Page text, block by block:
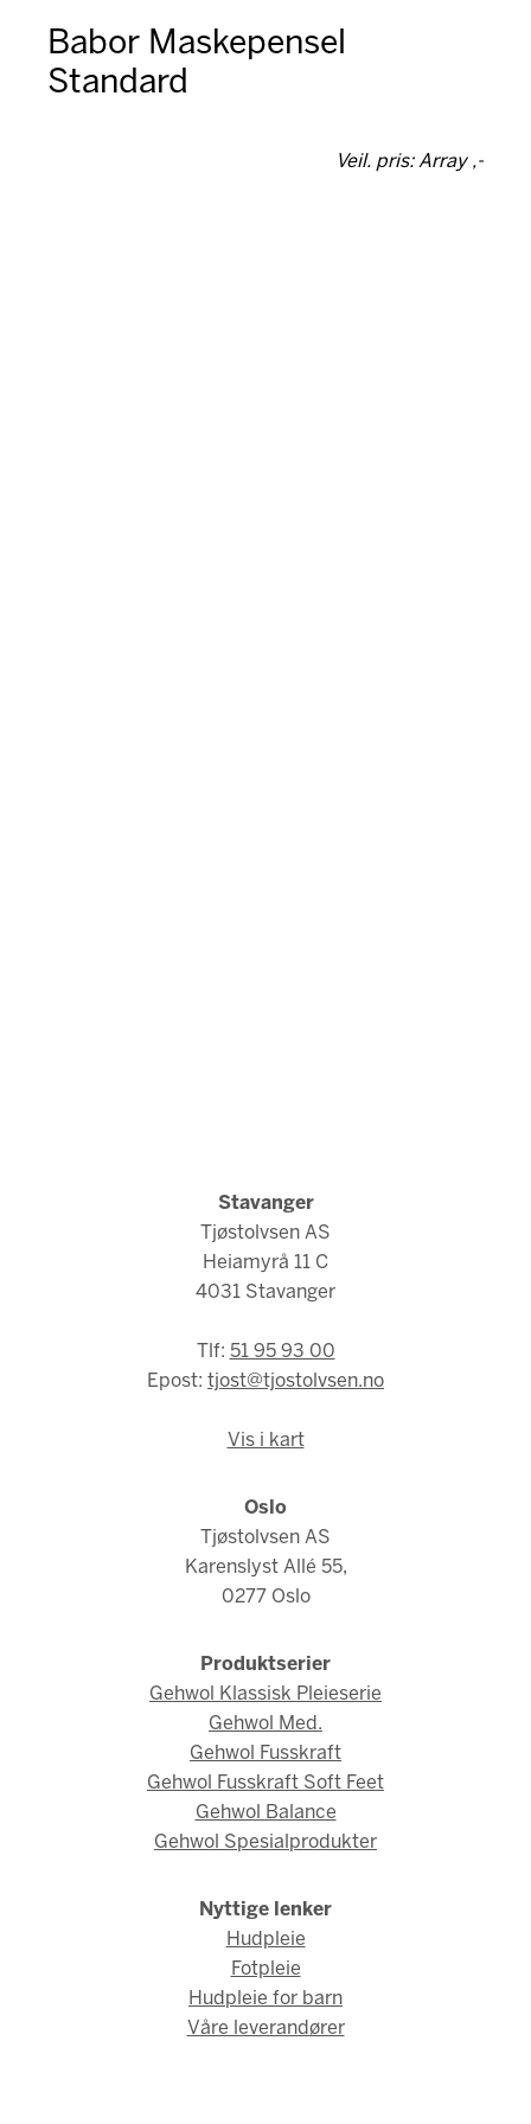
Babor Maskepensel
Standard
Veil. pris: Array ,-
Stavanger
Tjøstolvsen AS
Heiamyrå 11 C
4031 Stavanger
Tlf: 51 95 93 00
Epost: tjost@tjostolvsen.no
Vis i kart
Oslo
Tjøstolvsen AS
Karenslyst Allé 55,
0277 Oslo
Produktserier
Gehwol Klassisk Pleieserie
Gehwol Med.
Gehwol Fusskraft
Gehwol Fusskraft Soft Feet
Gehwol Balance
Gehwol Spesialprodukter
Nyttige lenker
Hudpleie
Fotpleie
Hudpleie for barn
Våre leverandører